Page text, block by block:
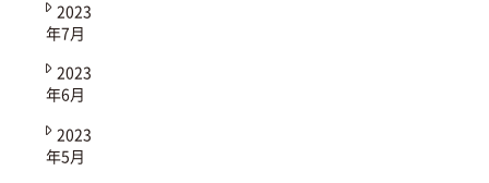
2023
年7月
2023
年6月
2023
年5月